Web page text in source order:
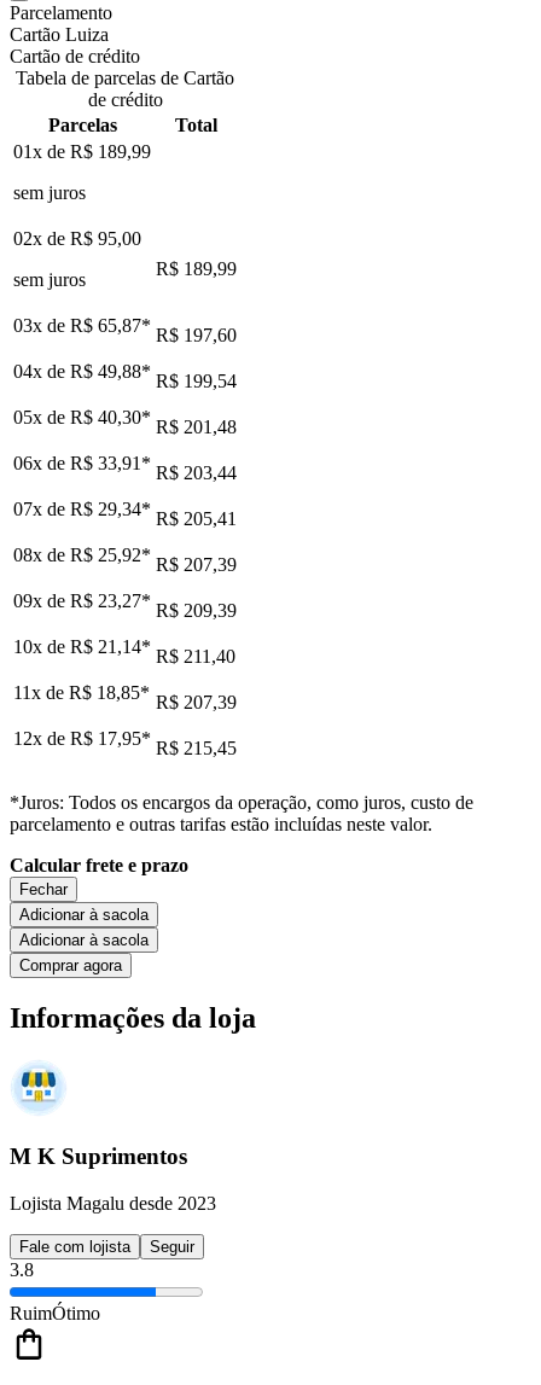
Parcelamento
Cartão Luiza
Cartão de crédito
Tabela de parcelas de Cartão
de crédito
Parcelas
Total
01x de R$ 189,99
sem juros
02x de R$ 95,00
sem juros
R$ 189,99
03x de R$ 65,87* R$ 197,60
04x de R$ 49,88* R$ 199,54
05x de R$ 40,30* R$ 201,48
06x de R$ 33,91 * R$ 203,44
07x de R$ 29,34* R$ 205,41
08x de R$ 25,92* R$ 207,39
09x de R$ 23,27* R$ 209,39
10x de R$ 21,14* R$ 211,40
11x de R$ 18,85* R$ 207,39
12x de R$ 17,95* R$ 215,45
*Juros: Todos os encargos da operação, como juros, custo de
parcelamento e outras tarifas estão incluídas neste valor.
Calcular frete e prazo
Fechar
Adicionar à sacola
Adicionar à sacola
Comprar agora
Informações da loja
M K Suprimentos
Lojista Magalu desde 2023
Fale com lojista Seguir
3.8
RuimÓtimo